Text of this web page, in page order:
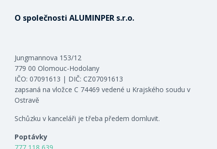
O společnosti ALUMINPER s.r.o.
Jungmannova 153/12
779 00 Olomouc-Hodolany
IČO: 07091613 | DIČ: CZ07091613
zapsaná na vložce C 74469 vedené u Krajského soudu v
Ostravě
Schůzku v kanceláři je třeba předem domluvit.
Poptávky